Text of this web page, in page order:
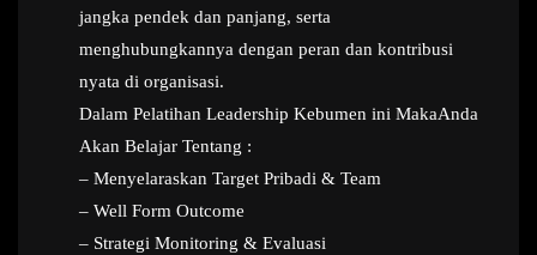
jangka pendek dan panjang, serta
menghubungkannya dengan peran dan kontribusi
nyata di organisasi.
Dalam Pelatihan Leadership Kebumen ini MakaAnda
Akan Belajar Tentang :
– Menyelaraskan Target Pribadi & Team
– Well Form Outcome
– Strategi Monitoring & Evaluasi